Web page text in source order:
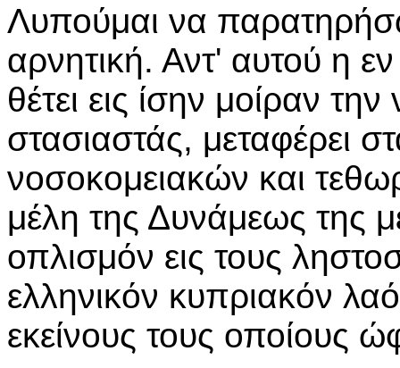
Λυπούμαι να
αρνητική. Αντ' αυτού η
θέτει εις ίσην μοίραν
στασιαστάς, μεταφέρει
νοσοκομειακών και
μέλη της Δυνάμεως της
οπλισμόν εις τους
ελληνικόν κυπριακόν
εκείνους τους οποίους